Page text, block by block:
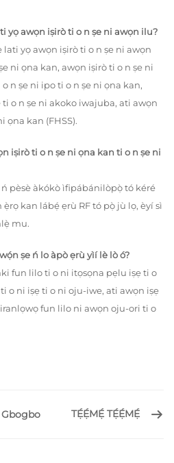
yọ awọn iṣirò ti o n ṣe ni awọn ilu?
lati yọ awọn iṣirò ti o n ṣe ni awọn
ni ọna kan, awọn iṣirò ti o n ṣe ni
n ṣe ni ipo ti o n ṣe ni ọna kan,
o n ṣe ni akoko iwajuba, ati awọn
ọna kan (FHSS).
iṣirò ti o n ṣe ni ọna kan ti o n ṣe ni
pèsè àkókò ìfipábánilòpọ̀ tó kéré
kan lábẹ́ ẹrù RF tó pọ̀ jù lọ, èyí sì
mu.
ṣe ń lo àpò ẹrù yìí lè lò ó?
fun lilo ti o ni itọsọna pẹlu iṣẹ ti o
o ni iṣẹ ti o ni oju-iwe, ati awọn iṣẹ
fun lilo ni awọn oju-ori ti o
Gbogbo TẸ́Ẹ́MẸ́ TẸ́Ẹ́MẸ́